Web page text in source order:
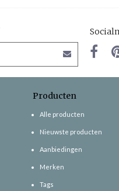
Producten
Alle producten
Nieuwste producten
Aanbiedingen
Merken
Tags